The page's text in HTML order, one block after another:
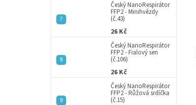
Český NanoRespirátor
FFP2 - Minihvězdy
(č.43)
26 Kč
Český NanoRespirátor
FFP2 - Fialový sen
(č.106)
26 Kč
Český NanoRespirátor
FFP2 - Růžová srdíčka
(č.15)